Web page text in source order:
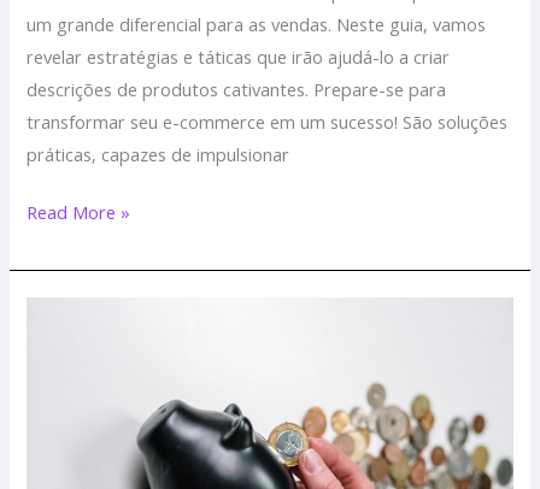
um grande diferencial para as vendas. Neste guia, vamos
revelar estratégias e táticas que irão ajudá-lo a criar
descrições de produtos cativantes. Prepare-se para
transformar seu e-commerce em um sucesso! São soluções
práticas, capazes de impulsionar
Read More »